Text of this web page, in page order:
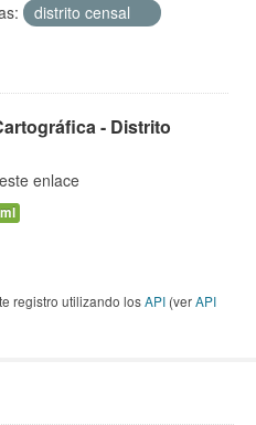
distrito censal
- Distrito
enlace
registro utilizando losAPI (verAPI